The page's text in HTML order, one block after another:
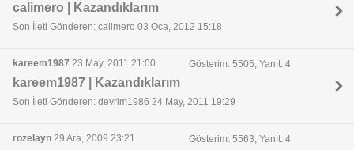
calimero | Kazandıklarım
Son İleti Gönderen: calimero 03 Oca, 2012 15:18
kareem1987 23 May, 2011 21:00 Gösterim: 5505, Yanıt: 4
kareem1987 | Kazandıklarım
Son İleti Gönderen: devrim1986 24 May, 2011 19:29
rozelayn 29 Ara, 2009 23:21 Gösterim: 5563, Yanıt: 4